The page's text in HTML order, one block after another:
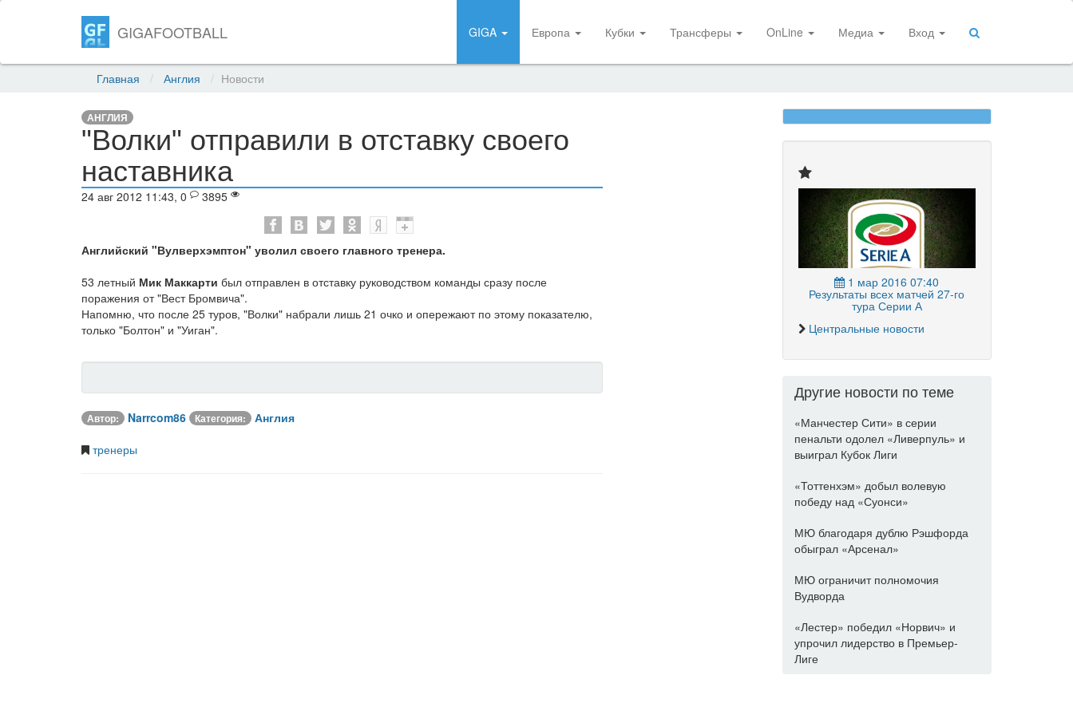
GIGAFOOTBALL GIGA Европа Кубки Трансферы OnLine Медиа Вход
Главная Англия Новости
АНГЛИЯ
"Волки" отправили в отставку своего
наставника
24 авг 2012 11:43, 0 3895
Английский "Вулверхэмптон" уволил своего главного тренера.
53 летный Мик Маккарти был отправлен в отставку руководством команды сразу после
поражения от "Вест Бромвича".
Напомню, что после 25 туров, "Волки" набрали лишь 21 очко и опережают по этому показателю,
только "Болтон" и "Уиган".
Автор: Narrcom86 Категория:
Англия
тренеры
1 мар 2016 07:40
Результаты всех матчей 27-го
тура Серии А
Центральные новости
Другие новости по теме
«Манчестер Сити» в серии
пенальти одолел «Ливерпуль» и
выиграл Кубок Лиги
«Тоттенхэм» добыл волевую
победу над «Суонси»
МЮ благодаря дублю Рэшфорда
обыграл «Арсенал»
МЮ ограничит полномочия
Вудворда
«Лестер» победил «Норвич» и
упрочил лидерство в Премьер-
Лиге